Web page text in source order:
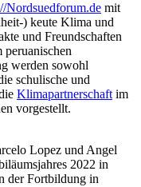
Nordsuedforum.de mit
) keute Klima und
und Freundschaften
peruanischen
werden sowohl
schulische und
Klimapartnerschaft im
vorgestellt.
Lopez und Angel
2022 in
der Fortbildung in